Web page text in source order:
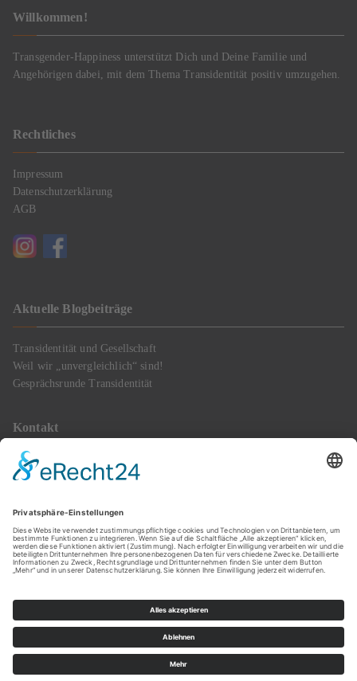
Willkommen!
Transgender-Happiness unterstützt Dich und Deine Familie und
Angehörigen dabei, mit dem Thema Transidentität positiv umzugehen.
Rechtliches
Impressum
Datenschutzerklärung
AGB
Aktuelle Blogbeiträge
Transidentität und Gesellschaft
Weil wir „unvergleichlich“ sind!
Gesprächsrunde Transidentität
Kontakt
Mobil: 0172 2836620
E-Mail : info@transgender-happiness.de
Termine gerne nach Verabredung
Copyright © 2023Transgender Happiness. Powered by Zakra und
Bodenröder Text & PR
Jakob